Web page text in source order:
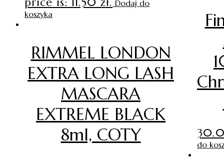
Dodaj do
koszyka
RIMMEL LONDON
EXTRA LONG LASH
MASCARA
EXTREME BLACK
8ml, COTY
do